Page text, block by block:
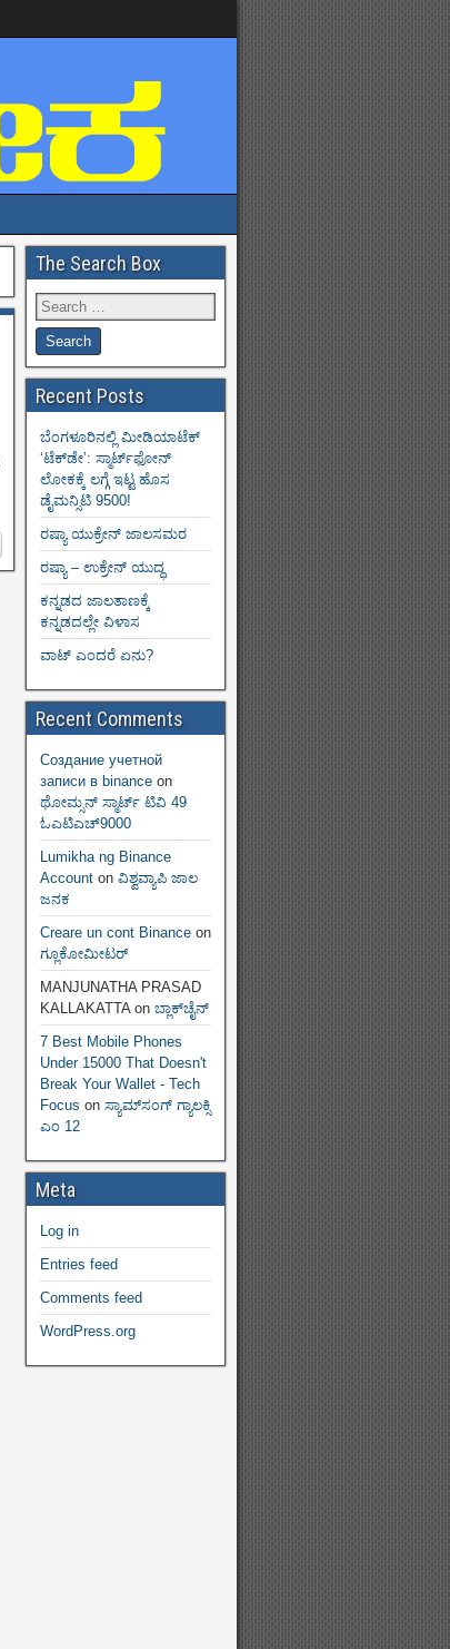
The Search Box
Recent Posts
ಬೆಂಗಳೂರಿನಲ್ಲಿ ಮೀಡಿಯಾಟೆಕ್‌
‘ಟೆಕ್‌ಡೇ’: ಸ್ಮಾರ್ಟ್‌ಫೋನ್
ಲೋಕಕ್ಕೆ ಲಗ್ಗೆ ಇಟ್ಟ ಹೊಸ
ಡೈಮನ್ಸಿಟಿ 9500!
ರಷ್ಯಾ ಯುಕ್ರೇನ್ ಜಾಲಸಮರ
ರಷ್ಯಾ – ಉಕ್ರೇನ್ ಯುದ್ಧ
ಕನ್ನಡದ ಜಾಲತಾಣಕ್ಕೆ
ಕನ್ನಡದಲ್ಲೇ ವಿಳಾಸ
ವಾಟ್ ಎಂದರೆ ಏನು?
Recent Comments
Создание учетной
записи в binance on
ಥೋಮ್ಸನ್ ಸ್ಮಾರ್ಟ್‌ ಟಿವಿ 49
ಓಎಟಿಎಚ್9000
Lumikha ng Binance
Account on ವಿಶ್ವವ್ಯಾಪಿ ಜಾಲ
ಜನಕ
Creare un cont Binance on
ಗ್ಲೂಕೋಮೀಟರ್
MANJUNATHA PRASAD
KALLAKATTAon ಬ್ಲಾಕ್‌ಚೈನ್‌
7 Best Mobile Phones
Under 15000 That Doesn't
Break Your Wallet - Tech
Focus on ಸ್ಯಾಮ್‌ಸಂಗ್ ಗ್ಯಾಲಕ್ಸಿ
ಎಂ 12
Meta
Log in
Entries feed
Comments feed
WordPress.org